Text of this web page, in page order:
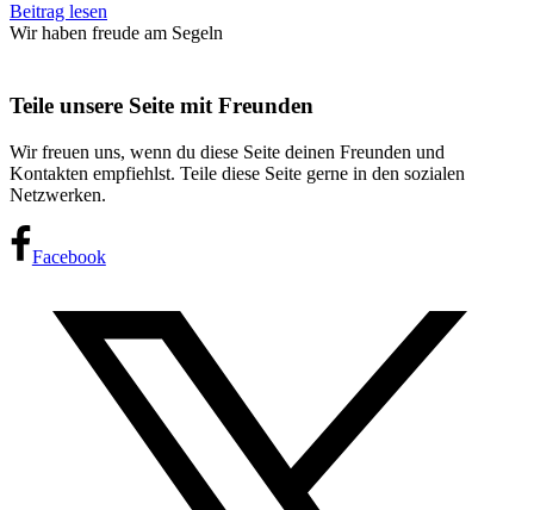
Beitrag lesen
Wir haben freude am Segeln
Teile unsere Seite mit Freunden
Wir freuen uns, wenn du diese Seite deinen Freunden und
Kontakten empfiehlst. Teile diese Seite gerne in den sozialen
Netzwerken.
Facebook